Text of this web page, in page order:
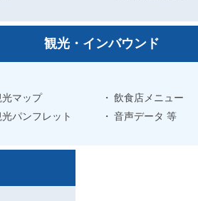
観光・インバウンド
光マップ
飲食店メニュー
光パンフレット
音声データ 等